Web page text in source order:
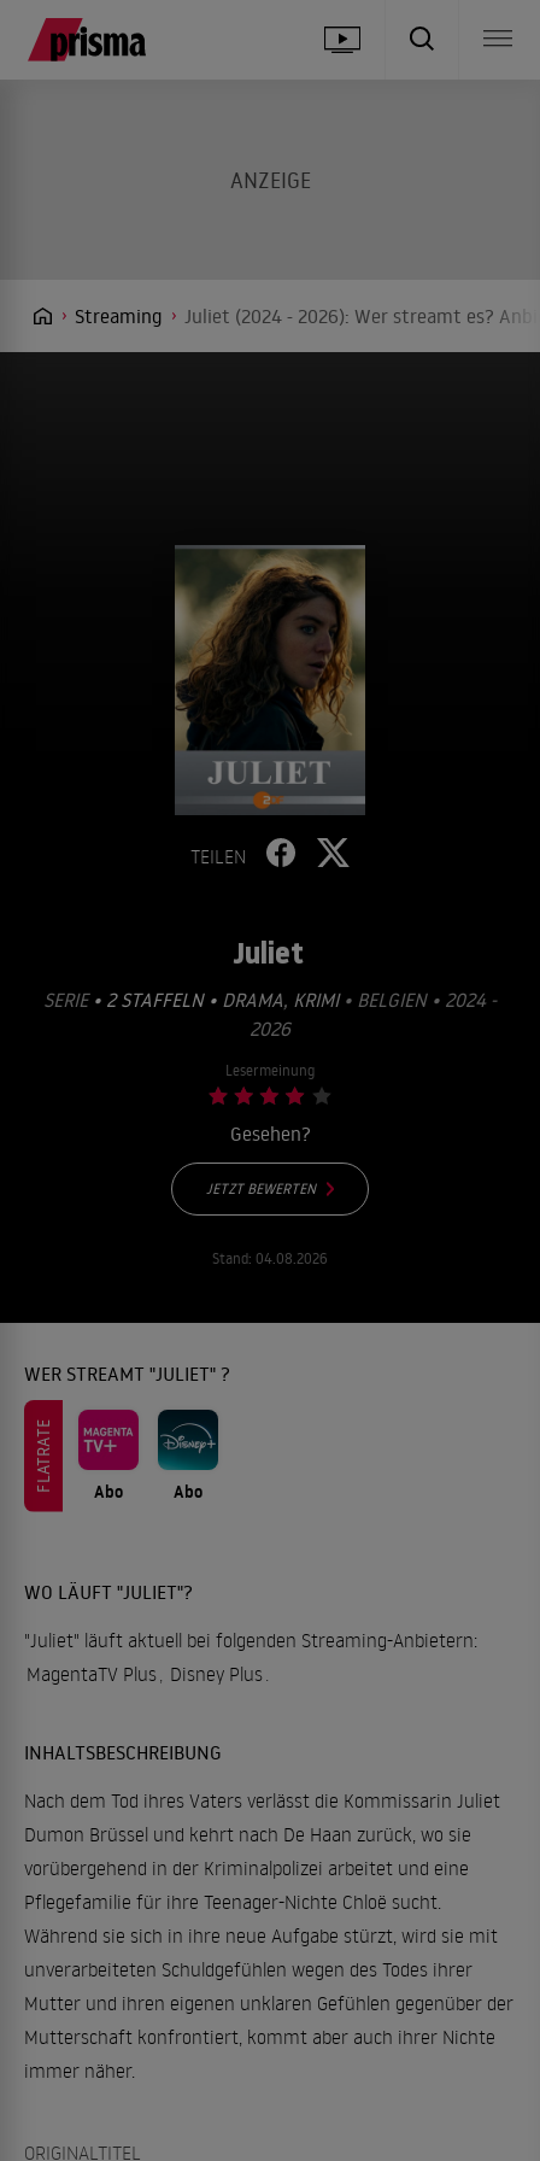
Streaming Juliet (2024 - 2026): Wer streamt es?
TEILEN
Juliet
SERIE • 2 STAFFELN • DRAMA, KRIMI• BELGIEN • 2024 -
2026
Lesermeinung
Gesehen?
JETZT BEWERTEN
Stand: 04.08.2026
WER STREAMT "JULIET" ?
FLATRATE Abo Abo
WO LÄUFT "JULIET"?
"Juliet" läuft aktuell bei folgenden Streaming-Anbietern:
MagentaTV Plus Disney Plus
INHALTSBESCHREIBUNG
Nach dem Tod ihres Vaters verlässt die Kommissarin Juliet
Dumon Brüssel und kehrt nach De Haan zurück, wo sie
vorübergehend in der Kriminalpolizei arbeitet und eine
Pflegefamilie für ihre Teenager-Nichte Chloë sucht.
Während sie sich in ihre neue Aufgabe stürzt, wird sie mit
unverarbeiteten Schuldgefühlen wegen des Todes ihrer
Mutter und ihren eigenen unklaren Gefühlen gegenüber der
Mutterschaft konfrontiert, kommt aber auch ihrer Nichte
immer näher.
ORIGINALTITEL